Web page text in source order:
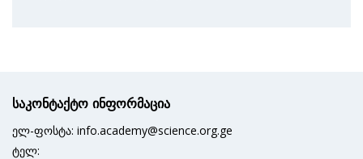
საკონტაქტო ინფორმაცია
ელ-ფოსტა: info.academy@science.org.ge
ტელ: